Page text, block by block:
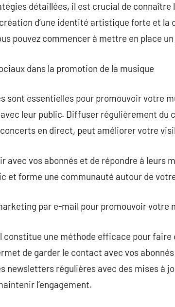
détaillées, il est crucial de
d’une identité artistique forte et
pouvez commencer à mettre en place
dans la promotion de la musique
sont essentielles pour promouvoir votre
leur public. Diffuser régulièrement du
en direct, peut améliorer votre
avec vos abonnés et de répondre à leurs
et forme une communauté autour de
par e-mail pour promouvoir votre
une méthode efficace pour faire
de garder le contact avec vos
newsletters régulières avec des mises à
l’engagement.